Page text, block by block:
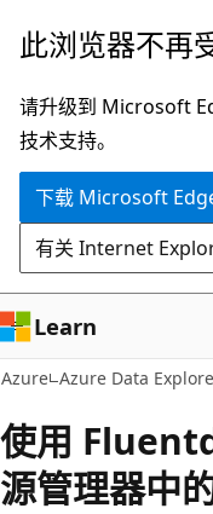
跳
主
要
内
此浏览器不再
请升级到 Microsoft
技术支持。
下载 Microsoft
有关 Internet
Learn
Azure Azure Data
使用
源管理器中